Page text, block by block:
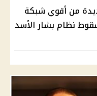
من أقوي شبكة
نظام بشار الأسد